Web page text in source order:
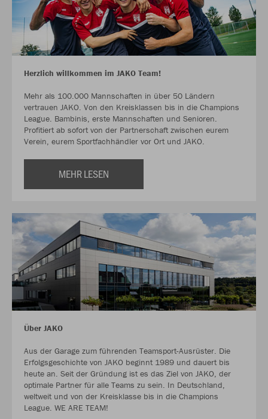
Herzlich willkommen im JAKO Team!
Mehr als 100.000 Mannschaften in über 50 Ländern
vertrauen JAKO. Von den Kreisklassen bis in die Champions
League. Bambinis, erste Mannschaften und Senioren.
Profitiert ab sofort von der Partnerschaft zwischen eurem
Verein, eurem Sportfachhändler vor Ort und JAKO.
MEHR LESEN
Über JAKO
Aus der Garage zum führenden Teamsport-Ausrüster. Die
Erfolgsgeschichte von JAKO beginnt 1989 und dauert bis
heute an. Seit der Gründung ist es das Ziel von JAKO, der
optimale Partner für alle Teams zu sein. In Deutschland,
weltweit und von der Kreisklasse bis in die Champions
League. WE ARE TEAM!